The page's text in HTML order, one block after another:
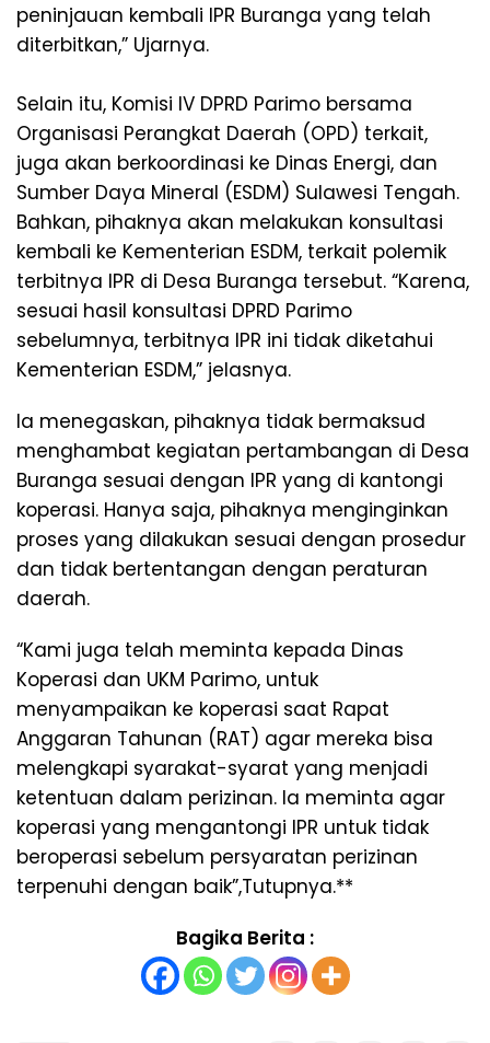
peninjauan kembali IPR Buranga yang telah
diterbitkan,” Ujarnya.
Selain itu, Komisi IV DPRD Parimo bersama
Organisasi Perangkat Daerah (OPD) terkait,
juga akan berkoordinasi ke Dinas Energi, dan
Sumber Daya Mineral (ESDM) Sulawesi Tengah.
Bahkan, pihaknya akan melakukan konsultasi
kembali ke Kementerian ESDM, terkait polemik
terbitnya IPR di Desa Buranga tersebut. “Karena,
sesuai hasil konsultasi DPRD Parimo
sebelumnya, terbitnya IPR ini tidak diketahui
Kementerian ESDM,” jelasnya.
Ia menegaskan, pihaknya tidak bermaksud
menghambat kegiatan pertambangan di Desa
Buranga sesuai dengan IPR yang di kantongi
koperasi. Hanya saja, pihaknya menginginkan
proses yang dilakukan sesuai dengan prosedur
dan tidak bertentangan dengan peraturan
daerah.
“Kami juga telah meminta kepada Dinas
Koperasi dan UKM Parimo, untuk
menyampaikan ke koperasi saat Rapat
Anggaran Tahunan (RAT) agar mereka bisa
melengkapi syarakat-syarat yang menjadi
ketentuan dalam perizinan. Ia meminta agar
koperasi yang mengantongi IPR untuk tidak
beroperasi sebelum persyaratan perizinan
terpenuhi dengan baik”,Tutupnya.**
Bagika Berita :